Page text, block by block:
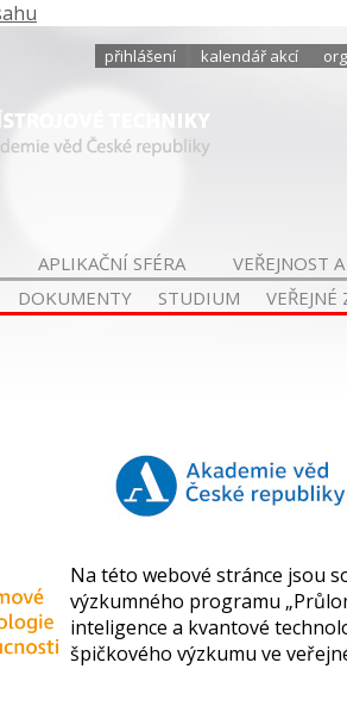
přihlášení kalendář akcí
APLIKAČNÍ SFÉRA
VEŘEJNOST
DOKUMENTY STUDIUM VEŘEJNÉ
Na této webové stránce jsou
výzkumného programu
inteligence a kvantové
špičkového výzkumu ve